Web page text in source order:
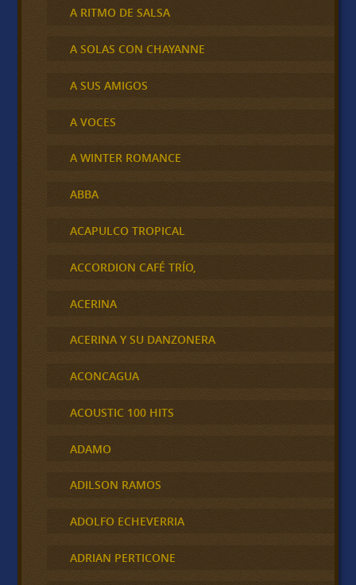
A RITMO DE SALSA
A SOLAS CON CHAYANNE
A SUS AMIGOS
A VOCES
A WINTER ROMANCE
ABBA
ACAPULCO TROPICAL
ACCORDION CAFÉ TRÍO,
ACERINA
ACERINA Y SU DANZONERA
ACONCAGUA
ACOUSTIC 100 HITS
ADAMO
ADILSON RAMOS
ADOLFO ECHEVERRIA
ADRIAN PERTICONE